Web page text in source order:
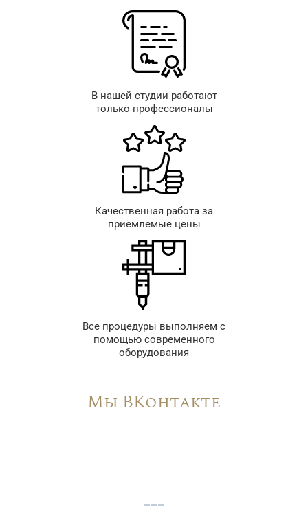
В нашей студии работают
только профессионалы
Качественная работа за
приемлемые цены
Все процедуры выполняем с
помощью современного
оборудования
Мы ВКонтакте